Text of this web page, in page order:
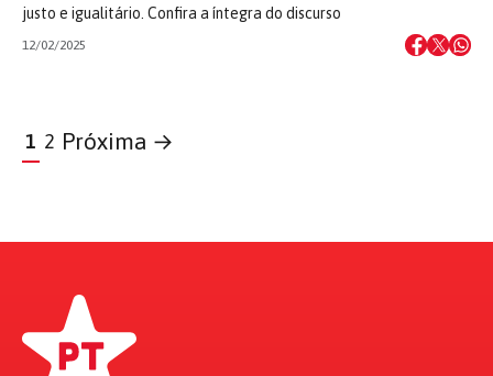
justo e igualitário. Confira a íntegra do discurso
12/02/2025
1 2 Próxima →